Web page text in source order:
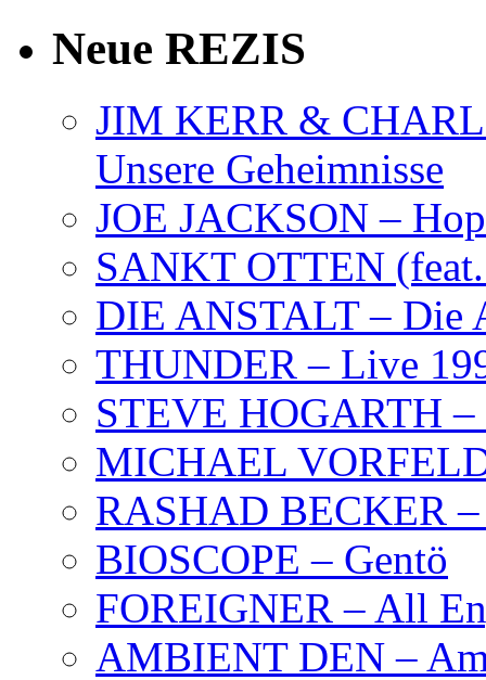
Neue REZIS
JIM KERR &
Unsere Geheimnisse
JOE JACKSON –
SANKT OTTEN
DIE ANSTALT – Die
THUNDER – Live
STEVE HOGARTH –
MICHAEL
RASHAD BECKER
BIOSCOPE – Gentö
FOREIGNER – All
AMBIENT DEN –